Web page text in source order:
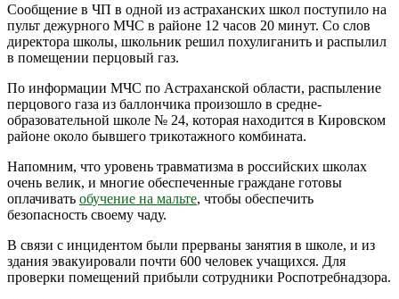
Сообщение в ЧП в одной из астраханских школ поступило на
пульт дежурного МЧС в районе 12 часов 20 минут. Со слов
директора школы, школьник решил похулиганить и распылил
в помещении перцовый газ.
По информации МЧС по Астраханской области, распыление
перцового газа из баллончика произошло в средне-
образовательной школе № 24, которая находится в Кировском
районе около бывшего трикотажного комбината.
Напомним, что уровень травматизма в российских школах
очень велик, и многие обеспеченные граждане готовы
оплачивать обучение на мальте, чтобы обеспечить
безопасность своему чаду.
В связи с инцидентом были прерваны занятия в школе, и из
здания эвакуировали почти 600 человек учащихся. Для
проверки помещений прибыли сотрудники Роспотребнадзора.